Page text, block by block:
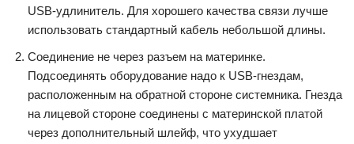
USB-удлинитель. Для хорошего качества связи лучше
использовать стандартный кабель небольшой длины.
Соединение не через разъем на материнке.
Подсоединять оборудование надо к USB-гнездам,
расположенным на обратной стороне системника. Гнезда
на лицевой стороне соединены с материнской платой
через дополнительный шлейф, что ухудшает